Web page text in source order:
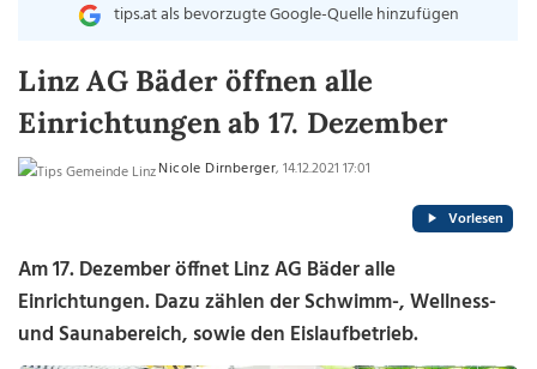
tips.at als bevorzugte Google-Quelle hinzufügen
Linz AG Bäder öffnen alle
Einrichtungen ab 17. Dezember
Nicole Dirnberger, 14.12.2021 17:01
Vorlesen
Am 17. Dezember öffnet Linz AG Bäder alle
Einrichtungen. Dazu zählen der Schwimm-, Wellness-
und Saunabereich, sowie den Eislaufbetrieb.